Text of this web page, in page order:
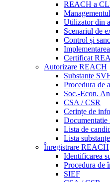
REACH a
Utilizator din
Scenariul de
Control și
Certificat
Autorizare REACH
Substanțe
Procedura de
Soc.-Econ.
CSA / CSR
Cerințe de
Documentatie
Lista de
Lista
Înregistrare REACH
Identificarea
Procedura de
SIEF